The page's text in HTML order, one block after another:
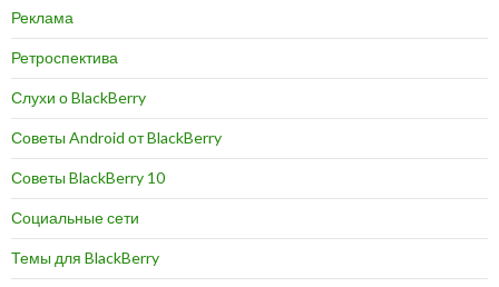
Реклама
Ретроспектива
Слухи о BlackBerry
Советы Android от BlackBerry
Советы BlackBerry 10
Социальные сети
Темы для BlackBerry